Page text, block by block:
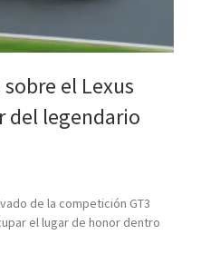
el Lexus
del legendario
de la competición GT3
el lugar de honor dentro